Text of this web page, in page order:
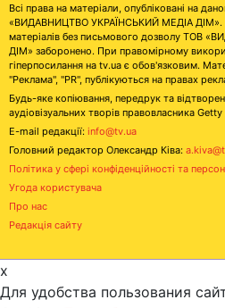
Всі права на матеріали, опубліковані на
«ВИДАВНИЦТВО УКРАЇНСЬКИЙ МЕДІА ДІМ».
матеріалів без письмового дозволу ТОВ
ДІМ» заборонено. При правомірному
гіперпосилання на tv.ua є обов'язковим.
"Реклама", "PR", публікуються на правах
Будь-яке копіювання, передрук та
аудіовізуальних творів правовласника
E-mail редакції: info@tv.ua
Головний редактор Олександр Ківа:
Політика у сфері конфіденційності та
Угода користувача
Про нас
Редакція сайту
x
Для удобства пользования